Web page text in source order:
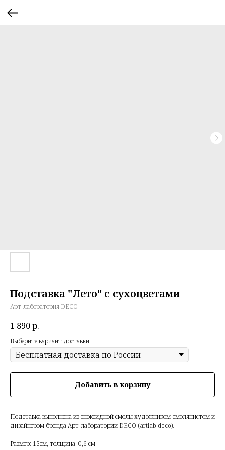
Подставка "Лето" с сухоцветами
Арт-лаборатория DECO
1 890р.
Выберите вариант доставки:
Добавить в корзину
Подставка выполнена из эпоксидной смолы художником-смолянистом и
дизайнером бренда Арт-лаборатории DECO (artlab.deco).
Размер: 13см, толщина: 0,6 см.